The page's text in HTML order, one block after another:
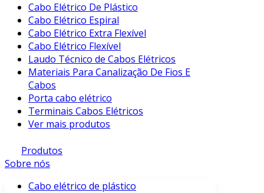
Cabo Elétrico De Plástico
Cabo Elétrico Espiral
Cabo Elétrico Extra Flexível
Cabo Elétrico Flexível
Laudo Técnico de Cabos Elétricos
Materiais Para Canalização De Fios E
Cabos
Porta cabo elétrico
Terminais Cabos Elétricos
Ver mais produtos
Produtos
Sobre nós
Cabo elétrico de plástico